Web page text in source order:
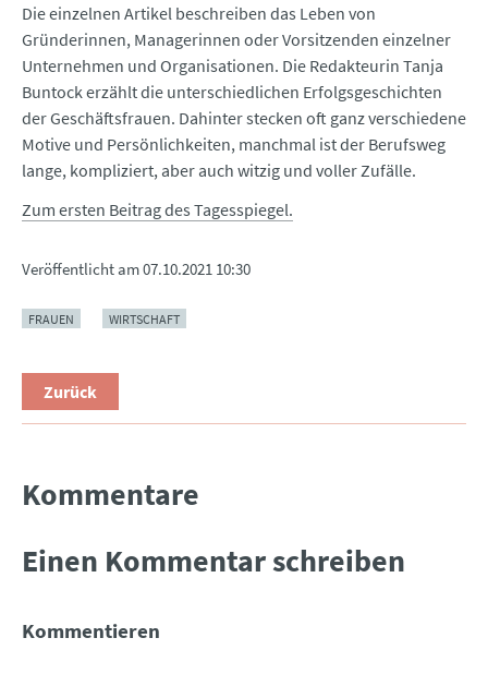
Die einzelnen Artikel beschreiben das Leben von
Gründerinnen, Managerinnen oder Vorsitzenden einzelner
Unternehmen und Organisationen. Die Redakteurin Tanja
Buntock erzählt die unterschiedlichen Erfolgsgeschichten
der Geschäftsfrauen. Dahinter stecken oft ganz verschiedene
Motive und Persönlichkeiten, manchmal ist der Berufsweg
lange, kompliziert, aber auch witzig und voller Zufälle.
Zum ersten Beitrag des Tagesspiegel.
Veröffentlicht am07.10.2021 10:30
FRAUEN WIRTSCHAFT
Zurück
Kommentare
Einen Kommentar schreiben
Kommentieren